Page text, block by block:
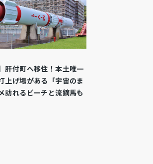
肝付町へ移住！本土唯一
上げ場がある「宇宙のま
訪れるビーチと流鏑馬も